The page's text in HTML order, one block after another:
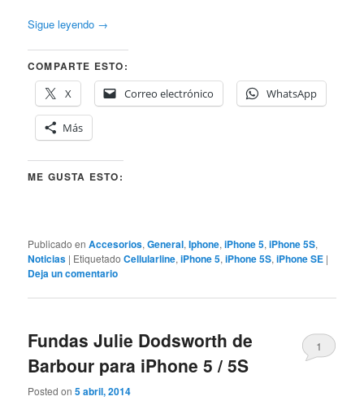
Sigue leyendo →
COMPARTE ESTO:
X
Correo electrónico WhatsApp
Más
ME GUSTA ESTO:
Publicado en Accesorios,General,Iphone,iPhone 5,iPhone 5S,
Noticias | Etiquetado Cellularline,iPhone 5,iPhone 5S,iPhone SE |
Deja un comentario
Fundas Julie Dodsworth de
Barbour para iPhone 5 / 5S
Posted on5 abril, 2014
1